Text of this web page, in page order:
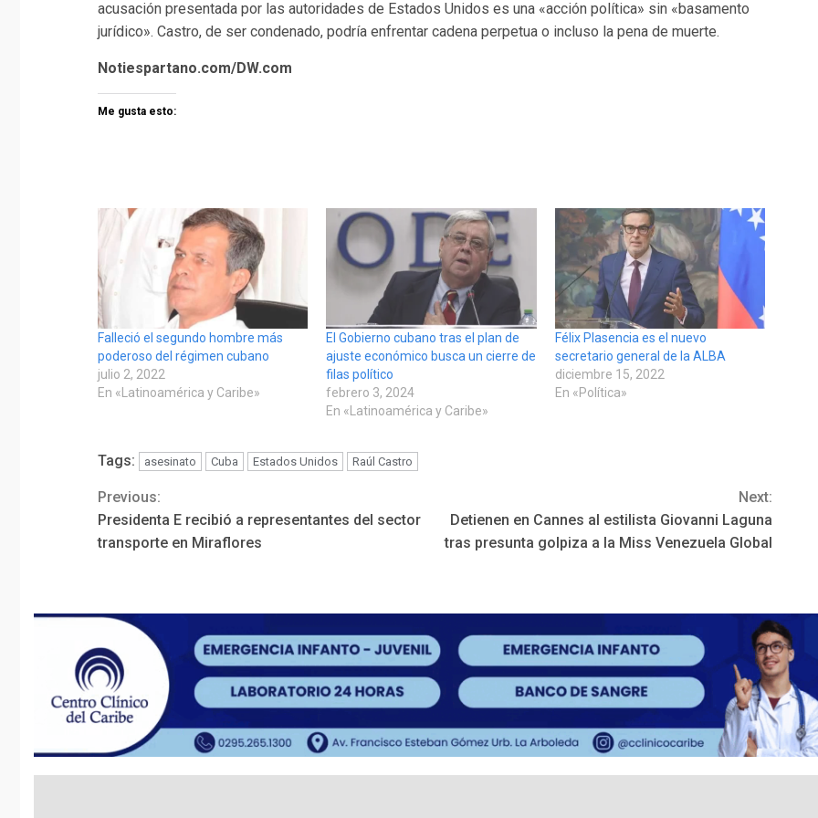
acusación presentada por las autoridades de Estados Unidos es una «acción política» sin «basamento
jurídico». Castro, de ser condenado, podría enfrentar cadena perpetua o incluso la pena de muerte.
Notiespartano.com/DW.com
Me gusta esto:
Falleció el segundo hombre más
poderoso del régimen cubano
julio 2, 2022
En «Latinoamérica y Caribe»
El Gobierno cubano tras el plan de
ajuste económico busca un cierre de
filas político
febrero 3, 2024
En «Latinoamérica y Caribe»
Félix Plasencia es el nuevo
secretario general de la ALBA
diciembre 15, 2022
En «Política»
Tags: asesinato Cuba Estados Unidos Raúl Castro
Continue
Reading
Previous:
Presidenta E recibió a representantes del sector
transporte en Miraflores
Next:
Detienen en Cannes al estilista Giovanni Laguna
tras presunta golpiza a la Miss Venezuela Global